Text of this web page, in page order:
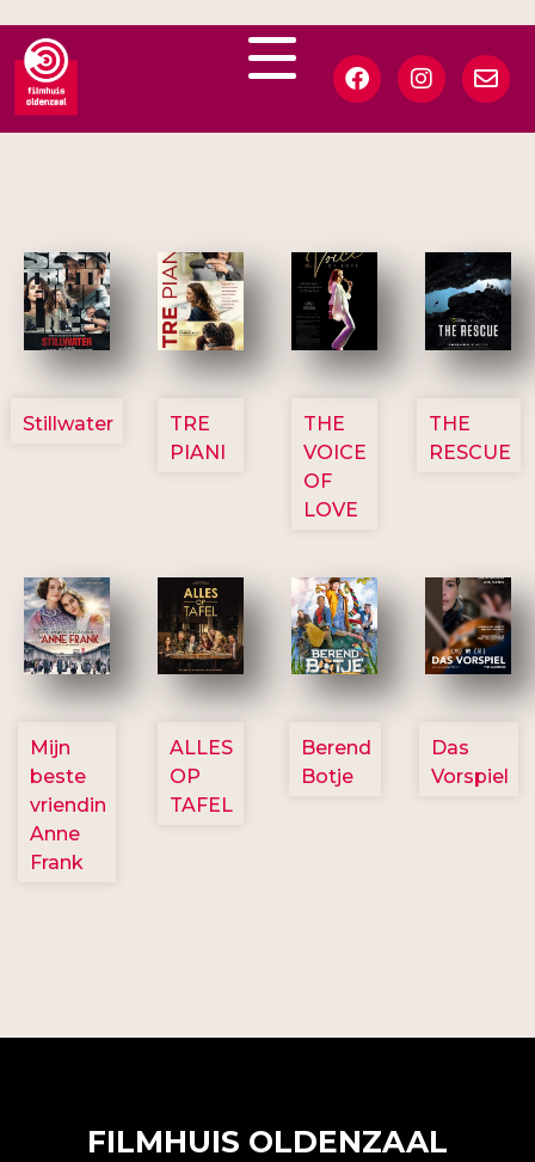
3123
Stillwater
3129
TRE
PIANI
3135
THE
VOICE
OF
LOVE
3148
THE
RESCUE
2757
Mijn
beste
vriendin
Anne
Frank
3154
ALLES
OP
TAFEL
2799
Berend
Botje
2777
Das
Vorspiel
FILMHUIS OLDENZAAL